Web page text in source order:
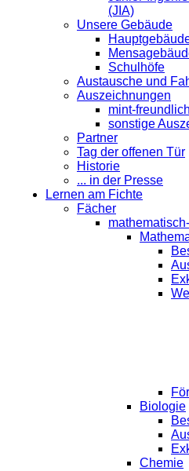
(JIA)
Unsere Gebäude
Schulhöfe
Austausche und
Auszeichnungen
mint-
sonstige
Partner
Tag der offenen Tür
Historie
... in der Presse
Lernen am Fichte
Fächer
Biologie
Chemie